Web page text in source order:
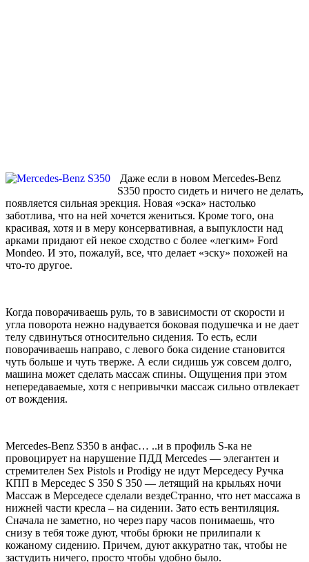
Даже если в новом Mercedes-Benz
S350 просто сидеть и ничего не делать,
появляется сильная эрекция. Новая «эска» настолько
заботлива, что на ней хочется жениться. Кроме того, она
красивая, хотя и в меру консервативная, а выпуклости над
арками придают ей некое сходство с более «легким» Ford
Mondeo. И это, пожалуй, все, что делает «эску» похожей на
что-то другое.
Когда поворачиваешь руль, то в зависимости от скорости и
угла поворота нежно надувается боковая подушечка и не дает
телу сдвинуться относительно сидения. То есть, если
поворачиваешь направо, с левого бока сидение становится
чуть больше и чуть тверже. А если сидишь уж совсем долго,
машина может сделать массаж спины. Ощущения при этом
непередаваемые, хотя с непривычки массаж сильно отвлекает
от вождения.
Mercedes-Benz S350 в анфас… ..и в профиль S-ка не
провоцирует на нарушение ПДД Mercedes — элегантен и
стремителен Sex Pistols и Prodigy не идут Мерседесу Ручка
КПП в Мерседес S 350 S 350 — летящий на крыльях ночи
Массаж в Мерседесе сделали вездеСтранно, что нет массажа в
нижней части кресла – на сидении. Зато есть вентиляция.
Сначала не заметно, но через пару часов понимаешь, что
снизу в тебя тоже дуют, чтобы брюки не прилипали к
кожаному сидению. Причем, дуют аккуратно так, чтобы не
застудить ничего, просто чтобы удобно было.